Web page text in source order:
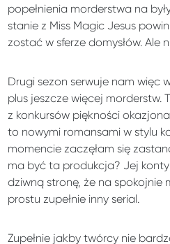
popełnienia morderstwa na
stanie z Miss Magic Jesus
zostać w sferze domysłów. Ale
Drugi sezon serwuje nam więc
plus jeszcze więcej morderstw.
z konkursów piękności
to nowymi romansami w stylu
momencie zaczęłam się
ma być ta produkcja? Jej
dziwną stronę, że na
prostu zupełnie inny serial.
Zupełnie jakby twórcy nie